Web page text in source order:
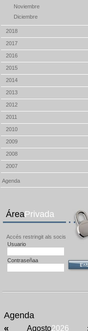
Noviembre
Diciembre
2018
2017
2016
2015
2014
2013
2012
2011
2010
2009
2008
2007
Agenda
ÁreaPrivada
Accés restringit als socis
Usuario
Contraseñaa
Agenda
«
Agosto2026